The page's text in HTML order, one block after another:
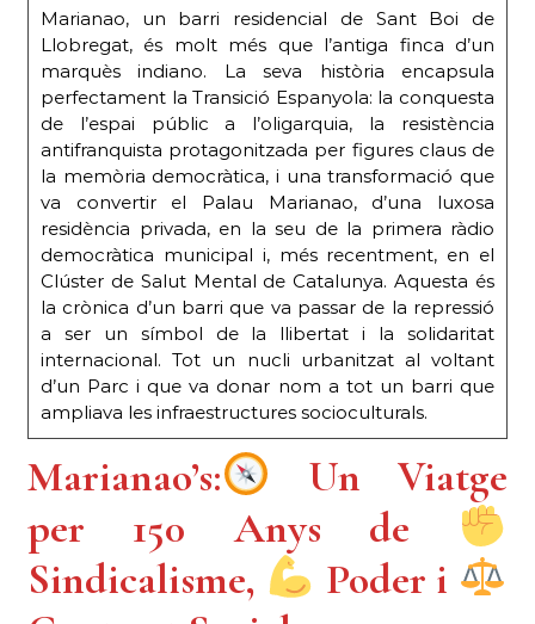
Marianao, un barri residencial de Sant Boi de
Llobregat, és molt més que l’antiga finca d’un
marquès indiano. La seva història encapsula
perfectament la Transició Espanyola: la conquesta
de l’espai públic a l’oligarquia, la resistència
antifranquista protagonitzada per figures claus de
la memòria democràtica, i una transformació que
va convertir el Palau Marianao, d’una luxosa
residència privada, en la seu de la primera ràdio
democràtica municipal i, més recentment, en el
Clúster de Salut Mental de Catalunya. Aquesta és
la crònica d’un barri que va passar de la repressió
a ser un símbol de la llibertat i la solidaritat
internacional. Tot un nucli urbanitzat al voltant
d’un Parc i que va donar nom a tot un barri que
ampliava les infraestructures socioculturals.
Marianao’s:
Un Viatge
per 150 Anys de
Sindicalisme,
Poder i